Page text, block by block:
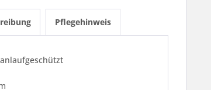
Pflegehinweis